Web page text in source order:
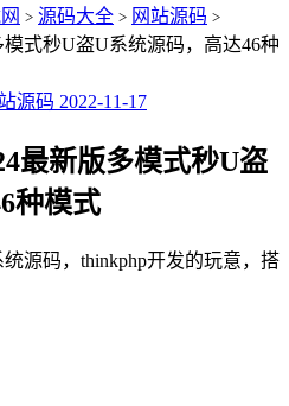
> 源码大全 > 网站源码 >
式秒U盗U系统源码，高达46种
源码 2022-11-17
最新版多模式秒U盗
种模式
源码，thinkphp开发的玩意，搭